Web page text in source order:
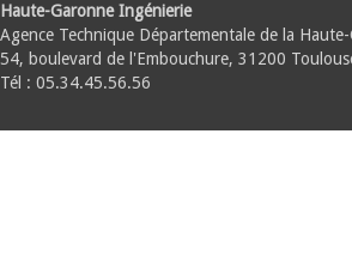
Haute-Garonne Ingénierie
Agence Technique Départementale de la
54, boulevard de l'Embouchure, 31200
Tél : 05.34.45.56.56